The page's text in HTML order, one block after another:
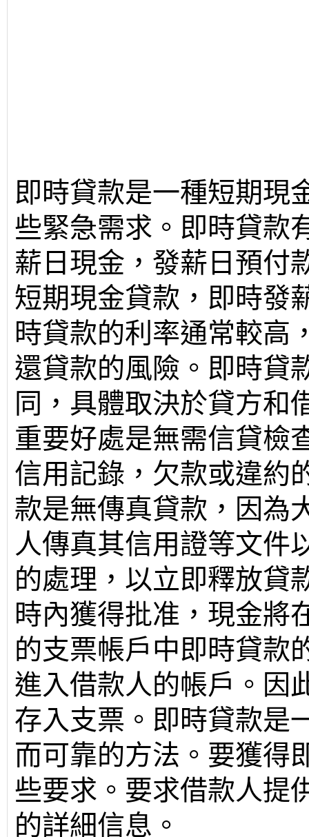
即時貸款是一種短期現
些緊急需求。即時貸款
薪日現金，發薪日預付
短期現金貸款，即時發
時貸款的利率通常較高
還貸款的風險。即時貸
同，具體取決於貸方和
重要好處是無需信貸檢
信用記錄，欠款或違約
款是無傳真貸款，因為
人傳真其信用證等文件
的處理，以立即釋放貸
時內獲得批准，現金將
的支票帳戶中即時貸款
進入借款人的帳戶。因
存入支票。即時貸款是
而可靠的方法。要獲得
些要求。要求借款人提
的詳細信息。